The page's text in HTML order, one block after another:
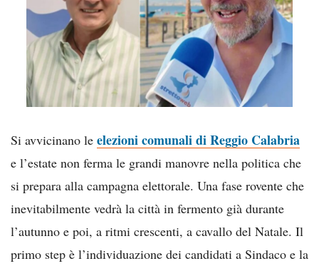
Si avvicinano le elezioni comunali di Reggio Calabria
e l’estate non ferma le grandi manovre nella politica che
si prepara alla campagna elettorale. Una fase rovente che
inevitabilmente vedrà la città in fermento già durante
l’autunno e poi, a ritmi crescenti, a cavallo del Natale. Il
primo step è l’individuazione dei candidati a Sindaco e la